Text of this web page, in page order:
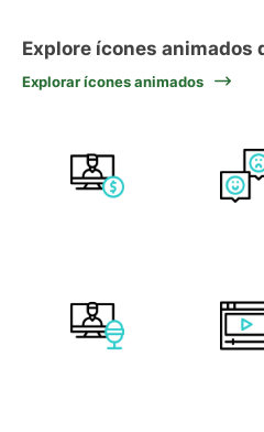
Explore ícones animados
Explorar ícones animados